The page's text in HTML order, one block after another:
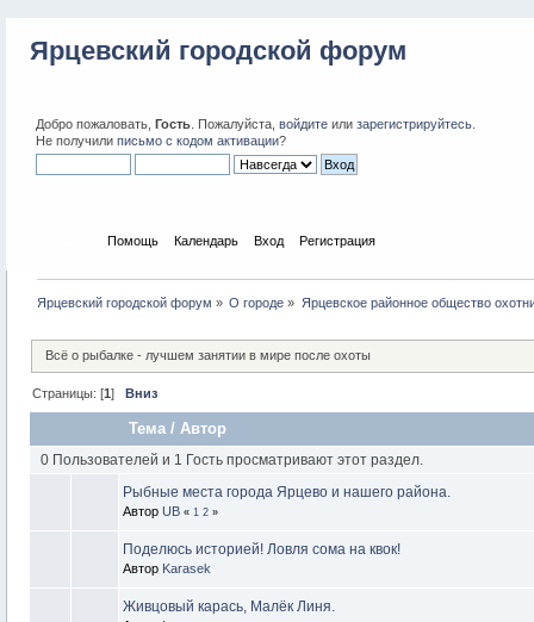
Ярцевский городской форум
Добро пожаловать, Гость. Пожалуйста, войдитеили зарегистрируйтесь.
Не получили письмо с кодом активации?
Помощь Календарь Вход Регистрация
Ярцевский городской форум » О городе » Ярцевское районное общество
Всё о рыбалке - лучшем занятии в мире после охоты
Страницы: [1]Вниз
Тема / Автор
0 Пользователей и 1 Гость просматривают этот раздел.
Рыбные места города Ярцево и нашего района.
Автор UB « 1 2»
Поделюсь историей! Ловля сома на квок!
Автор Karasek
Живцовый карась, Малёк Линя.